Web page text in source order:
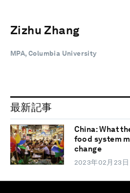
Zizhu Zhang
MPA, Columbia University
最新記事
China: What
food system
change
2023年02月23日